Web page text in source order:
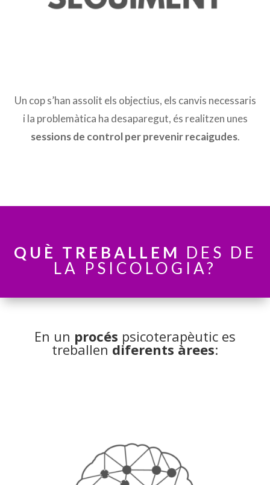
Un cop s’han assolit els objectius, els canvis necessaris
i la problemàtica ha desaparegut, és realitzen unes
sessions de control per prevenir recaigudes.
QUÈ TREBALLEM DES DE
LA PSICOLOGIA?
En un procés psicoterapèutic es
treballen diferents àrees: